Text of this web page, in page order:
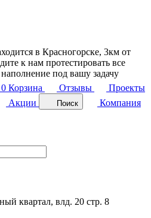
в Красногорске, 3км от
к нам протестировать все
под вашу задачу
0 Корзина Отзывы
Проекты
Акции Поиск
Компания
квартал, влд. 20 стр. 8